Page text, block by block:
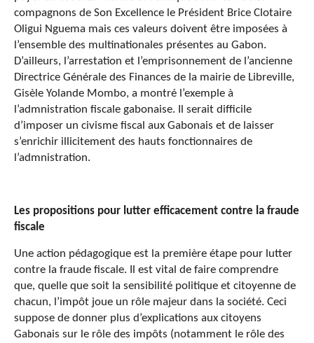
compagnons de Son Excellence le Président Brice Clotaire
Oligui Nguema mais ces valeurs doivent être imposées à
l’ensemble des multinationales présentes au Gabon.
D’ailleurs, l’arrestation et l’emprisonnement de l’ancienne
Directrice Générale des Finances de la mairie de Libreville,
Gisèle Yolande Mombo, a montré l’exemple à
l’admnistration fiscale gabonaise. Il serait difficile
d’imposer un civisme fiscal aux Gabonais et de laisser
s’enrichir illicitement des hauts fonctionnaires de
l’admnistration.
Les propositions pour lutter efficacement contre la fraude
fiscale
Une action pédagogique est la première étape pour lutter
contre la fraude fiscale. Il est vital de faire comprendre
que, quelle que soit la sensibilité politique et citoyenne de
chacun, l’impôt joue un rôle majeur dans la société. Ceci
suppose de donner plus d’explications aux citoyens
Gabonais sur le rôle des impôts (notamment le rôle des